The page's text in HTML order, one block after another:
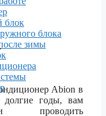
блок
блока
зимы
Abion в
долгие годы, вам
проводить